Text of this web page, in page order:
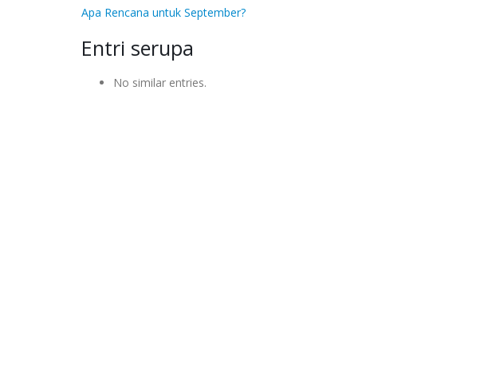
Apa Rencana untuk September?
Entri serupa
No similar entries.